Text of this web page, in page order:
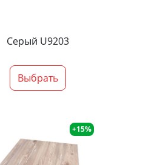
Серый U9203
Выбрать
+15%